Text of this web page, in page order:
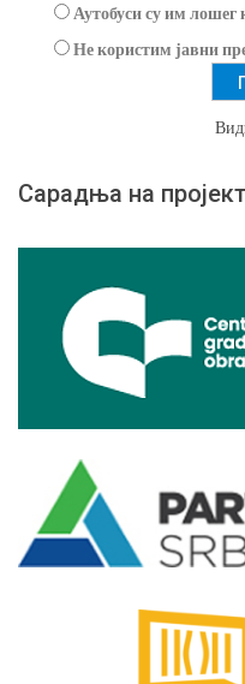
Аутобуси су им лошег
Не користим јавни
Сарадња на